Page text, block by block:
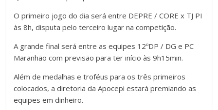
O primeiro jogo do dia será entre DEPRE / CORE x TJ PI
às 8h, disputa pelo terceiro lugar na competição.
A grande final será entre as equipes 12ºDP / DG e PC
Maranhão com previsão para ter início às 9h15min.
Além de medalhas e troféus para os três primeiros
colocados, a diretoria da Apocepi estará premiando as
equipes em dinheiro.